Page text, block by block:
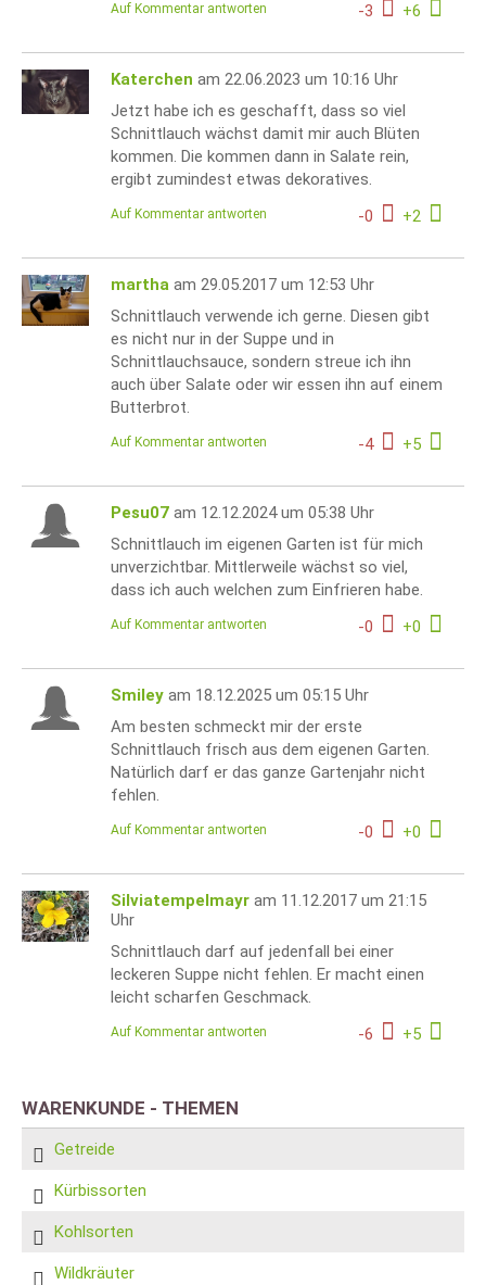
-3 +6
Auf Kommentar antworten
Katerchen am 22.06.2023 um 10:16 Uhr
Jetzt habe ich es geschafft, dass so viel
Schnittlauch wächst damit mir auch Blüten
kommen. Die kommen dann in Salate rein,
ergibt zumindest etwas dekoratives.
-0 +2
Auf Kommentar antworten
martha am 29.05.2017 um 12:53 Uhr
Schnittlauch verwende ich gerne. Diesen gibt
es nicht nur in der Suppe und in
Schnittlauchsauce, sondern streue ich ihn
auch über Salate oder wir essen ihn auf einem
Butterbrot.
-4 +5
Auf Kommentar antworten
Pesu07 am 12.12.2024 um 05:38 Uhr
Schnittlauch im eigenen Garten ist für mich
unverzichtbar. Mittlerweile wächst so viel,
dass ich auch welchen zum Einfrieren habe.
-0 +0
Auf Kommentar antworten
Smiley am 18.12.2025 um 05:15 Uhr
Am besten schmeckt mir der erste
Schnittlauch frisch aus dem eigenen Garten.
Natürlich darf er das ganze Gartenjahr nicht
fehlen.
-0 +0
Auf Kommentar antworten
Silviatempelmayr am 11.12.2017 um 21:15
Uhr
Schnittlauch darf auf jedenfall bei einer
leckeren Suppe nicht fehlen. Er macht einen
leicht scharfen Geschmack.
-6 +5
Auf Kommentar antworten
WARENKUNDE - THEMEN
Getreide
Kürbissorten
Kohlsorten
Wildkräuter